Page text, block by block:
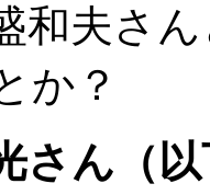
夫さん
か？
さん（